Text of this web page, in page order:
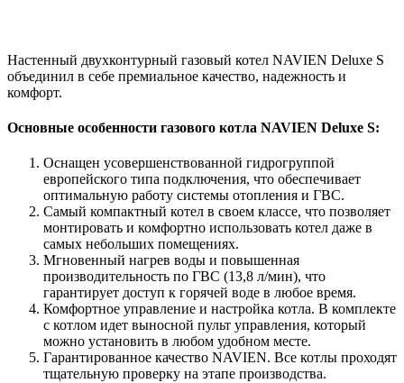
Настенный двухконтурный газовый котел NAVIEN Deluxe S
объединил в себе премиальное качество, надежность и
комфорт.
Основные особенности газового котла NAVIEN Deluxe S:
Оснащен усовершенствованной гидрогруппой
европейского типа подключения, что обеспечивает
оптимальную работу системы отопления и ГВС.
Самый компактный котел в своем классе, что позволяет
монтировать и комфортно использовать котел даже в
самых небольших помещениях.
Мгновенный нагрев воды и повышенная
производительность по ГВС (13,8 л/мин), что
гарантирует доступ к горячей воде в любое время.
Комфортное управление и настройка котла. В комплекте
с котлом идет выносной пульт управления, который
можно установить в любом удобном месте.
Гарантированное качество NAVIEN. Все котлы проходят
тщательную проверку на этапе производства.